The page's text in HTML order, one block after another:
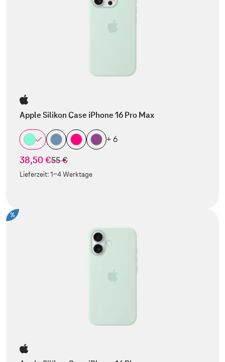
Apple Silikon Case iPhone 16 Pro Max
+ 6
38,50 €statt
55 €
Lieferzeit:1-4 Werktage
%